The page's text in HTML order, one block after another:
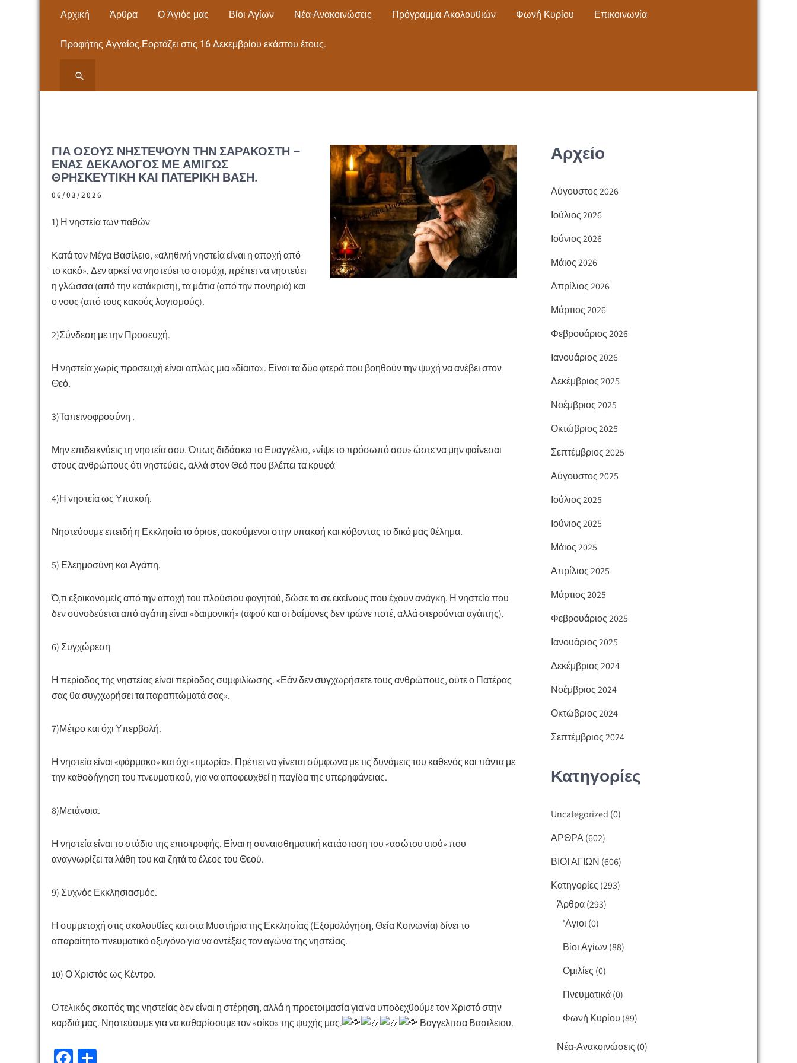
Αρχική Άρθρα Ο Άγιός μας Βίοι Αγίων Νέα-Ανακοινώσεις Πρόγραμμα Ακολουθιών Φωνή Κυρίου Επικοινωνία
Προφήτης Αγγαίος.Εορτάζει στις 16 Δεκεμβρίου εκάστου έτους.
ΝΕΩΝ ΜΟΥΔΑΝΙΩΝ
ΧΑΛΚΙΔΙΚΗΣ
ΓΙΑ ΌΣΟΥΣ ΝΗΣΤΕΨΟΥΝ ΤΗΝ ΣΑΡΑΚΟΣΤΉ –
ΈΝΑΣ ΔΕΚΆΛΟΓΟΣ ΜΕ ΑΜΙΓΏΣ
ΘΡΗΣΚΕΥΤΙΚΉ ΚΑΙ ΠΑΤΕΡΙΚΉ ΒΆΣΗ.
06/03/2026
1) ​Η νηστεία των παθών
Κατά τον Μέγα Βασίλειο, «αληθινή νηστεία είναι η αποχή από
το κακό». Δεν αρκεί να νηστεύει το στομάχι, πρέπει να νηστεύει
η γλώσσα (από την κατάκριση), τα μάτια (από την πονηριά) και
ο νους (από τους κακούς λογισμούς).
2)​Σύνδεση με την Προσευχή.
Η νηστεία χωρίς προσευχή είναι απλώς μια «δίαιτα». Είναι τα δύο φτερά που βοηθούν την ψυχή να ανέβει στον
Θεό.
3)​Ταπεινοφροσύνη .
Μην επιδεικνύεις τη νηστεία σου. Όπως διδάσκει το Ευαγγέλιο, «νίψε το πρόσωπό σου» ώστε να μην φαίνεσαι
στους ανθρώπους ότι νηστεύεις, αλλά στον Θεό που βλέπει τα κρυφά
4​)Η νηστεία ως Υπακοή.
Νηστεύουμε επειδή η Εκκλησία το όρισε, ασκούμενοι στην υπακοή και κόβοντας το δικό μας θέλημα.
5) ​Ελεημοσύνη και Αγάπη.
Ό,τι εξοικονομείς από την αποχή του πλούσιου φαγητού, δώσε το σε εκείνους που έχουν ανάγκη. Η νηστεία που
δεν συνοδεύεται από αγάπη είναι «δαιμονική» (αφού και οι δαίμονες δεν τρώνε ποτέ, αλλά στερούνται αγάπης).
6) ​Συγχώρεση
Η περίοδος της νηστείας είναι περίοδος συμφιλίωσης. «Εάν δεν συγχωρήσετε τους ανθρώπους, ούτε ο Πατέρας
σας θα συγχωρήσει τα παραπτώματά σας».
7)​Μέτρο και όχι Υπερβολή.
Η νηστεία είναι «φάρμακο» και όχι «τιμωρία». Πρέπει να γίνεται σύμφωνα με τις δυνάμεις του καθενός και πάντα με
την καθοδήγηση του πνευματικού, για να αποφευχθεί η παγίδα της υπερηφάνειας.
8)​Μετάνοια.
Η νηστεία είναι το στάδιο της επιστροφής. Είναι η συναισθηματική κατάσταση του «ασώτου υιού» που
αναγνωρίζει τα λάθη του και ζητά το έλεος του Θεού.
9) ​Συχνός Εκκλησιασμός.
Η συμμετοχή στις ακολουθίες και στα Μυστήρια της Εκκλησίας (Εξομολόγηση, Θεία Κοινωνία) δίνει το
απαραίτητο πνευματικό οξυγόνο για να αντέξεις τον αγώνα της νηστείας.
10)​ Ο Χριστός ως Κέντρο.
Ο τελικός σκοπός της νηστείας δεν είναι η στέρηση, αλλά η προετοιμασία για να υποδεχθούμε τον Χριστό στην
καρδιά μας. Νηστεύουμε για να καθαρίσουμε τον «οίκο» της ψυχής μας.
Βαγγελιτσα Βασιλειου.
Αρχείο
Αύγουστος 2026
Ιούλιος 2026
Ιούνιος 2026
Μάιος 2026
Απρίλιος 2026
Μάρτιος 2026
Φεβρουάριος 2026
Ιανουάριος 2026
Δεκέμβριος 2025
Νοέμβριος 2025
Οκτώβριος 2025
Σεπτέμβριος 2025
Αύγουστος 2025
Ιούλιος 2025
Ιούνιος 2025
Μάιος 2025
Απρίλιος 2025
Μάρτιος 2025
Φεβρουάριος 2025
Ιανουάριος 2025
Δεκέμβριος 2024
Νοέμβριος 2024
Οκτώβριος 2024
Σεπτέμβριος 2024
Κατηγορίες
Uncategorized (0)
ΑΡΘΡΑ(602)
ΒΙΟΙ ΑΓΙΩΝ (606)
Κατηγορίες (293)
Άρθρα(293)
'Αγιοι (0)
Βίοι Αγίων(88)
Ομιλίες (0)
Πνευματικά(0)
Φωνή Κυρίου (89)
Νέα-Ανακοινώσεις (0)